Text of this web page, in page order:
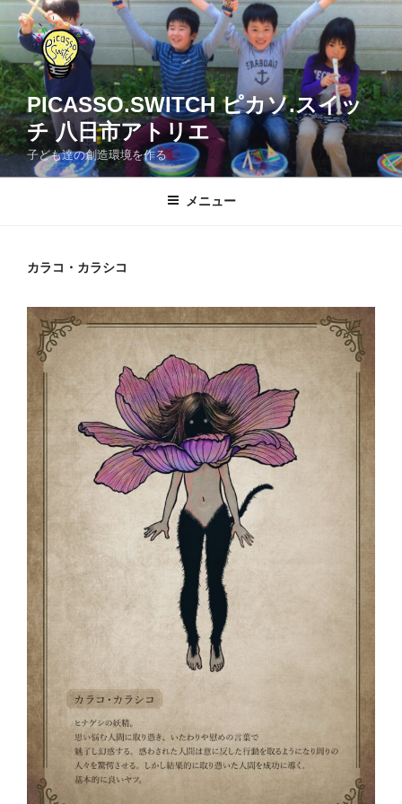
コ
ン
テ
ン
ツ
へ
ス
キ
ッ
PICASSO.SWITCH ピカソ.スイッ
チ 八日市アトリエ
子ども達の創造環境を作る
メニュー
カラコ・カラシコ